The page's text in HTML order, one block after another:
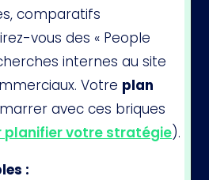
comparatifs
vous des « People
internes au site
Votre plan
avec ces briques
planifier votre stratégie).
: